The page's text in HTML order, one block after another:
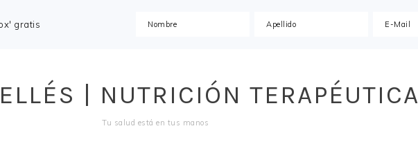
gratis
| NUTRICIÓN TERAPÉUTICA
Tu salud está en tus manos